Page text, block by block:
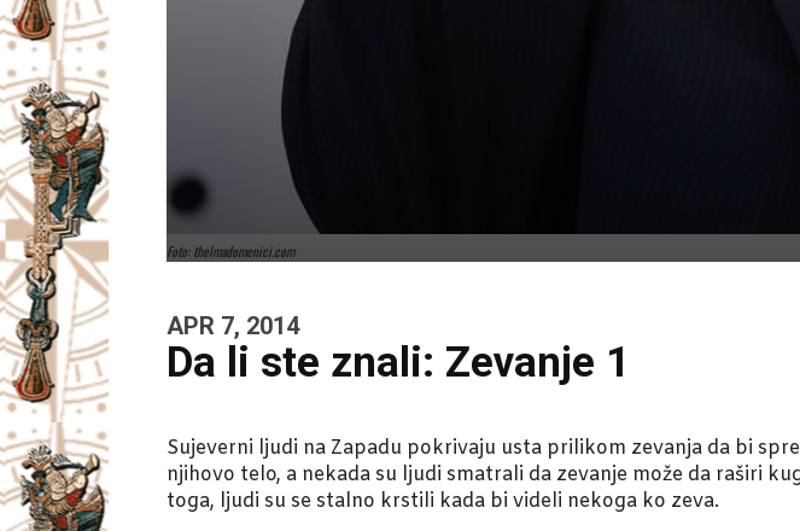
Foto: thelmadomenici.com
APR 7, 2014
Da li ste znali: Zevanje 1
Sujeverni ljudi na Zapadu pokrivaju usta prilikom zevanja da bi
njihovo telo, a nekada su ljudi smatrali da zevanje može da raširi
toga, ljudi su se stalno krstili kada bi videli nekoga ko zeva.